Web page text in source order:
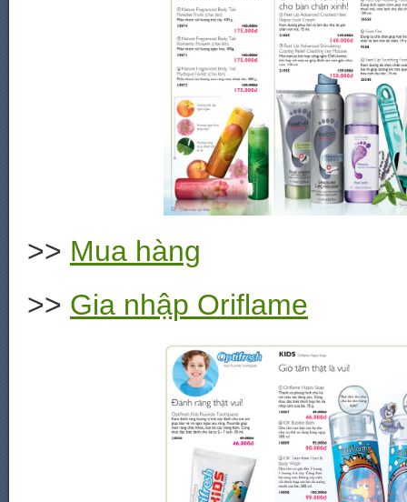
>> Mua hàng
>> Gia nhập Oriflame